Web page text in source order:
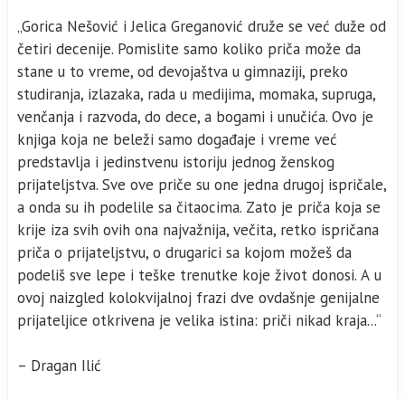
„Gorica Nešović i Jelica Greganović druže se već duže od
četiri decenije. Pomislite samo koliko priča može da
stane u to vreme, od devojaštva u gimnaziji, preko
studiranja, izlazaka, rada u medijima, momaka, supruga,
venčanja i razvoda, do dece, а bogami i unučića. Ovo је
knjiga koja ne beleži samo događaje i vreme već
predstavlja i jedinstvenu istoriju jednog ženskog
prijateljstva. Sve ove priče su one jedna drugoj ispričale,
а onda su ih podelile sa čitaocima. Zato је priča koja se
krije iza svih ovih ona najvažnija, večita, retko ispričana
priča о prijateljstvu, о drugarici sa kojom možeš da
podeliš sve lepe i teške trenutke koje život donosi. А u
ovoj naizgled kolokvijalnoj frazi dve ovdašnje genijalne
prijateljice otkrivena је velika istina: priči nikad kraja...“
– Dragan Ilić